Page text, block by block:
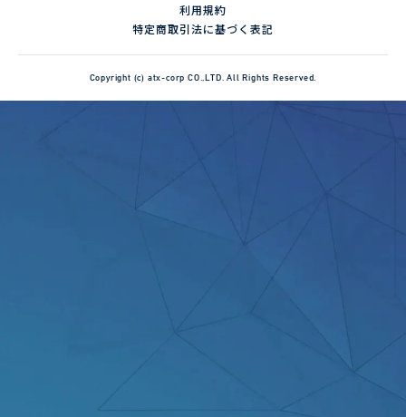
利用規約
特定商取引法に基づく表記
Copyright (c) atx-corp CO.,LTD. All Rights Reserved.